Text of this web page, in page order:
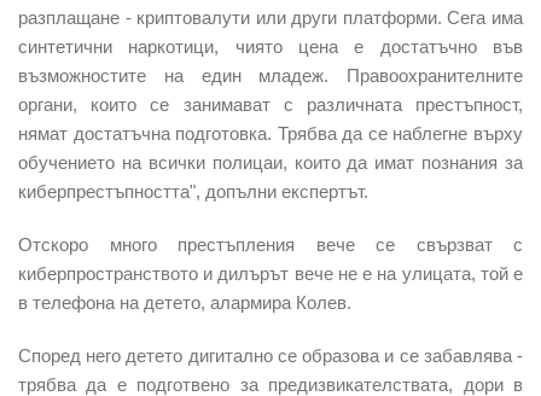
разплащане - криптовалути или други платформи. Сега има
синтетични наркотици, чиято цена е достатъчно във
възможностите на един младеж. Правоохранителните
органи, които се занимават с различната престъпност,
нямат достатъчна подготовка. Трябва да се наблегне върху
обучението на всички полицаи, които да имат познания за
киберпрестъпността", допълни експертът.
Отскоро много престъпления вече се свързват с
киберпространството и дилърът вече не е на улицата, той е
в телефона на детето, алармира Колев.
Според него детето дигитално се образова и се забавлява -
трябва да е подготвено за предизвикателствата, дори в